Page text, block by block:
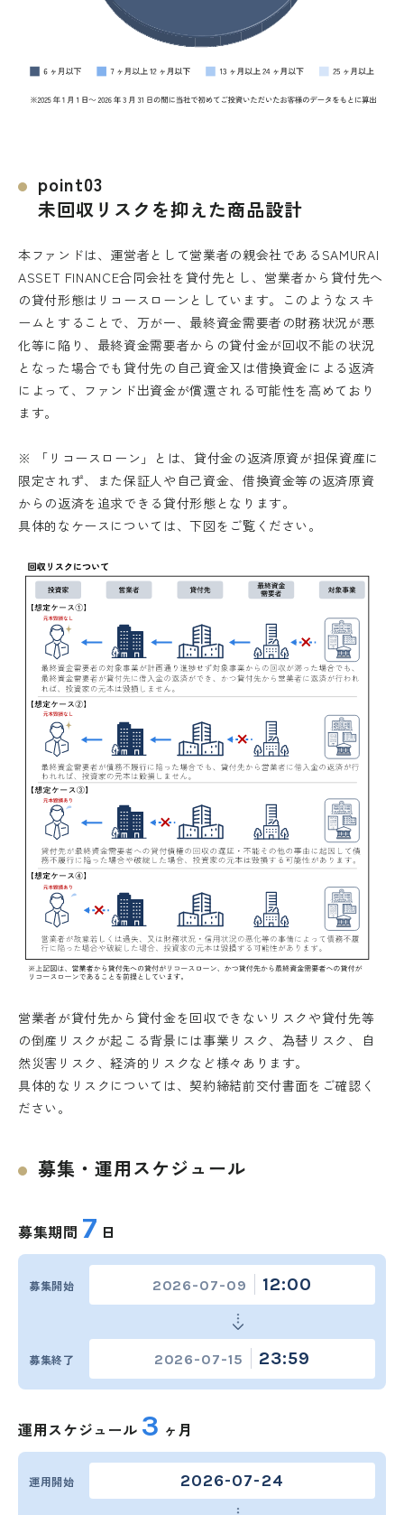
point03
未回収リスクを抑えた商品設計
本ファンドは、運営者として営業者の親会社であるSAMURAI
ASSET FINANCE合同会社を貸付先とし、営業者から貸付先へ
の貸付形態はリコースローンとしています。このようなスキ
ームとすることで、万が一、最終資金需要者の財務状況が悪
化等に陥り、最終資金需要者からの貸付金が回収不能の状況
となった場合でも貸付先の自己資金又は借換資金による返済
によって、ファンド出資金が償還される可能性を高めており
ます。
※ 「リコースローン」とは、貸付金の返済原資が担保資産に
限定されず、また保証人や自己資金、借換資金等の返済原資
からの返済を追求できる貸付形態となります。
具体的なケースについては、下図をご覧ください。
営業者が貸付先から貸付金を回収できないリスクや貸付先等
の倒産リスクが起こる背景には事業リスク、為替リスク、自
然災害リスク、経済的リスクなど様々あります。
具体的なリスクについては、契約締結前交付書面をご確認く
ださい。
募集・運用スケジュール
募集期間 7 日
募集開始 2026-07-09 12:00
募集終了 2026-07-15 23:59
運用スケジュール 3 ヶ月
運用開始 2026-07-24
お済みの上行ってください。
ログイン
新規会員登録
外部サイトへリンクします。
これより先は、SAMURAI証券のウェ
ブサイトではありません
移動する